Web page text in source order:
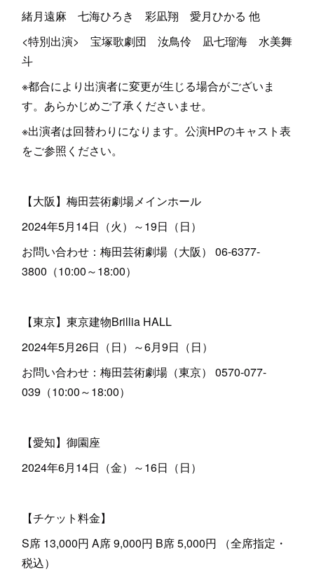
緒月遠麻 七海ひろき 彩凪翔 愛月ひかる 他
<特別出演> 宝塚歌劇団 汝鳥伶 凪七瑠海 水美舞
斗
※都合により出演者に変更が生じる場合がございま
す。あらかじめご了承くださいませ。
※出演者は回替わりになります。公演HPのキャスト表
をご参照ください。
【大阪】梅田芸術劇場メインホール
2024年5月14日（火）～19日（日）
お問い合わせ：梅田芸術劇場（大阪） 06-6377-
3800（10:00～18:00）
【東京】東京建物Brillia HALL
2024年5月26日（日）～6月9日（日）
お問い合わせ：梅田芸術劇場（東京） 0570-077-
039（10:00～18:00）
【愛知】御園座
2024年6月14日（金）～16日（日）
【チケット料金】
S席 13,000円 A席 9,000円 B席 5,000円 （全席指定・
税込）